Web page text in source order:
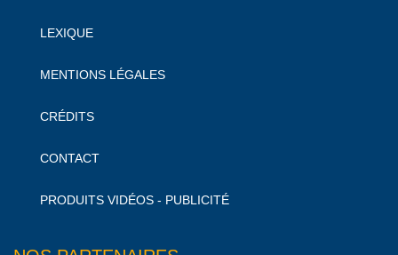
LEXIQUE
MENTIONS LÉGALES
CRÉDITS
CONTACT
PRODUITS VIDÉOS - PUBLICITÉ